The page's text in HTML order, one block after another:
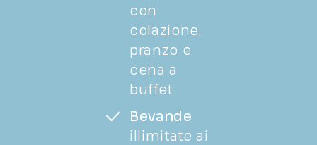
con
colazione,
pranzo e
cena a
buffet
Bevande
illimitate ai